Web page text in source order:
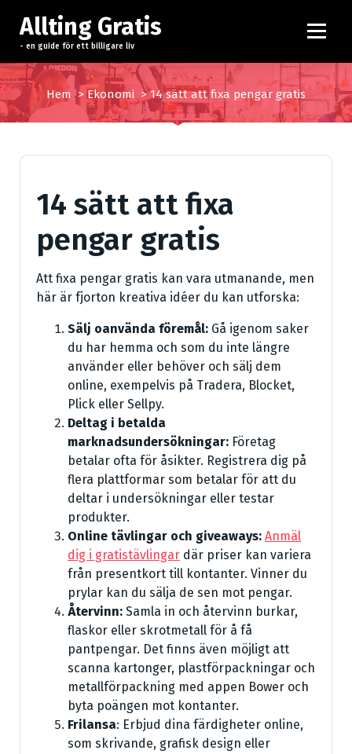
p
a
t
i
Allting Gratis
- en guide för ett billigare liv
Hem >Ekonomi >14 sätt att fixa pengar gratis
14 sätt att fixa
pengar gratis
Att fixa pengar gratis kan vara utmanande, men
här är fjorton kreativa idéer du kan utforska:
Sälj oanvända föremål: Gå igenom saker
du har hemma och som du inte längre
använder eller behöver och sälj dem
online, exempelvis på Tradera, Blocket,
Plick eller Sellpy.
Deltag i betalda
marknadsundersökningar: Företag
betalar ofta för åsikter. Registrera dig på
flera plattformar som betalar för att du
deltar i undersökningar eller testar
produkter.
Online tävlingar och giveaways: Anmäl
dig i gratistävlingar där priser kan variera
från presentkort till kontanter. Vinner du
prylar kan du sälja de sen mot pengar.
Återvinn: Samla in och återvinn burkar,
flaskor eller skrotmetall för å få
pantpengar. Det finns även möjligt att
scanna kartonger, plastförpackningar och
metallförpackning med appen Bower och
byta poängen mot kontanter.
Frilansa: Erbjud dina färdigheter online,
som skrivande, grafisk design eller